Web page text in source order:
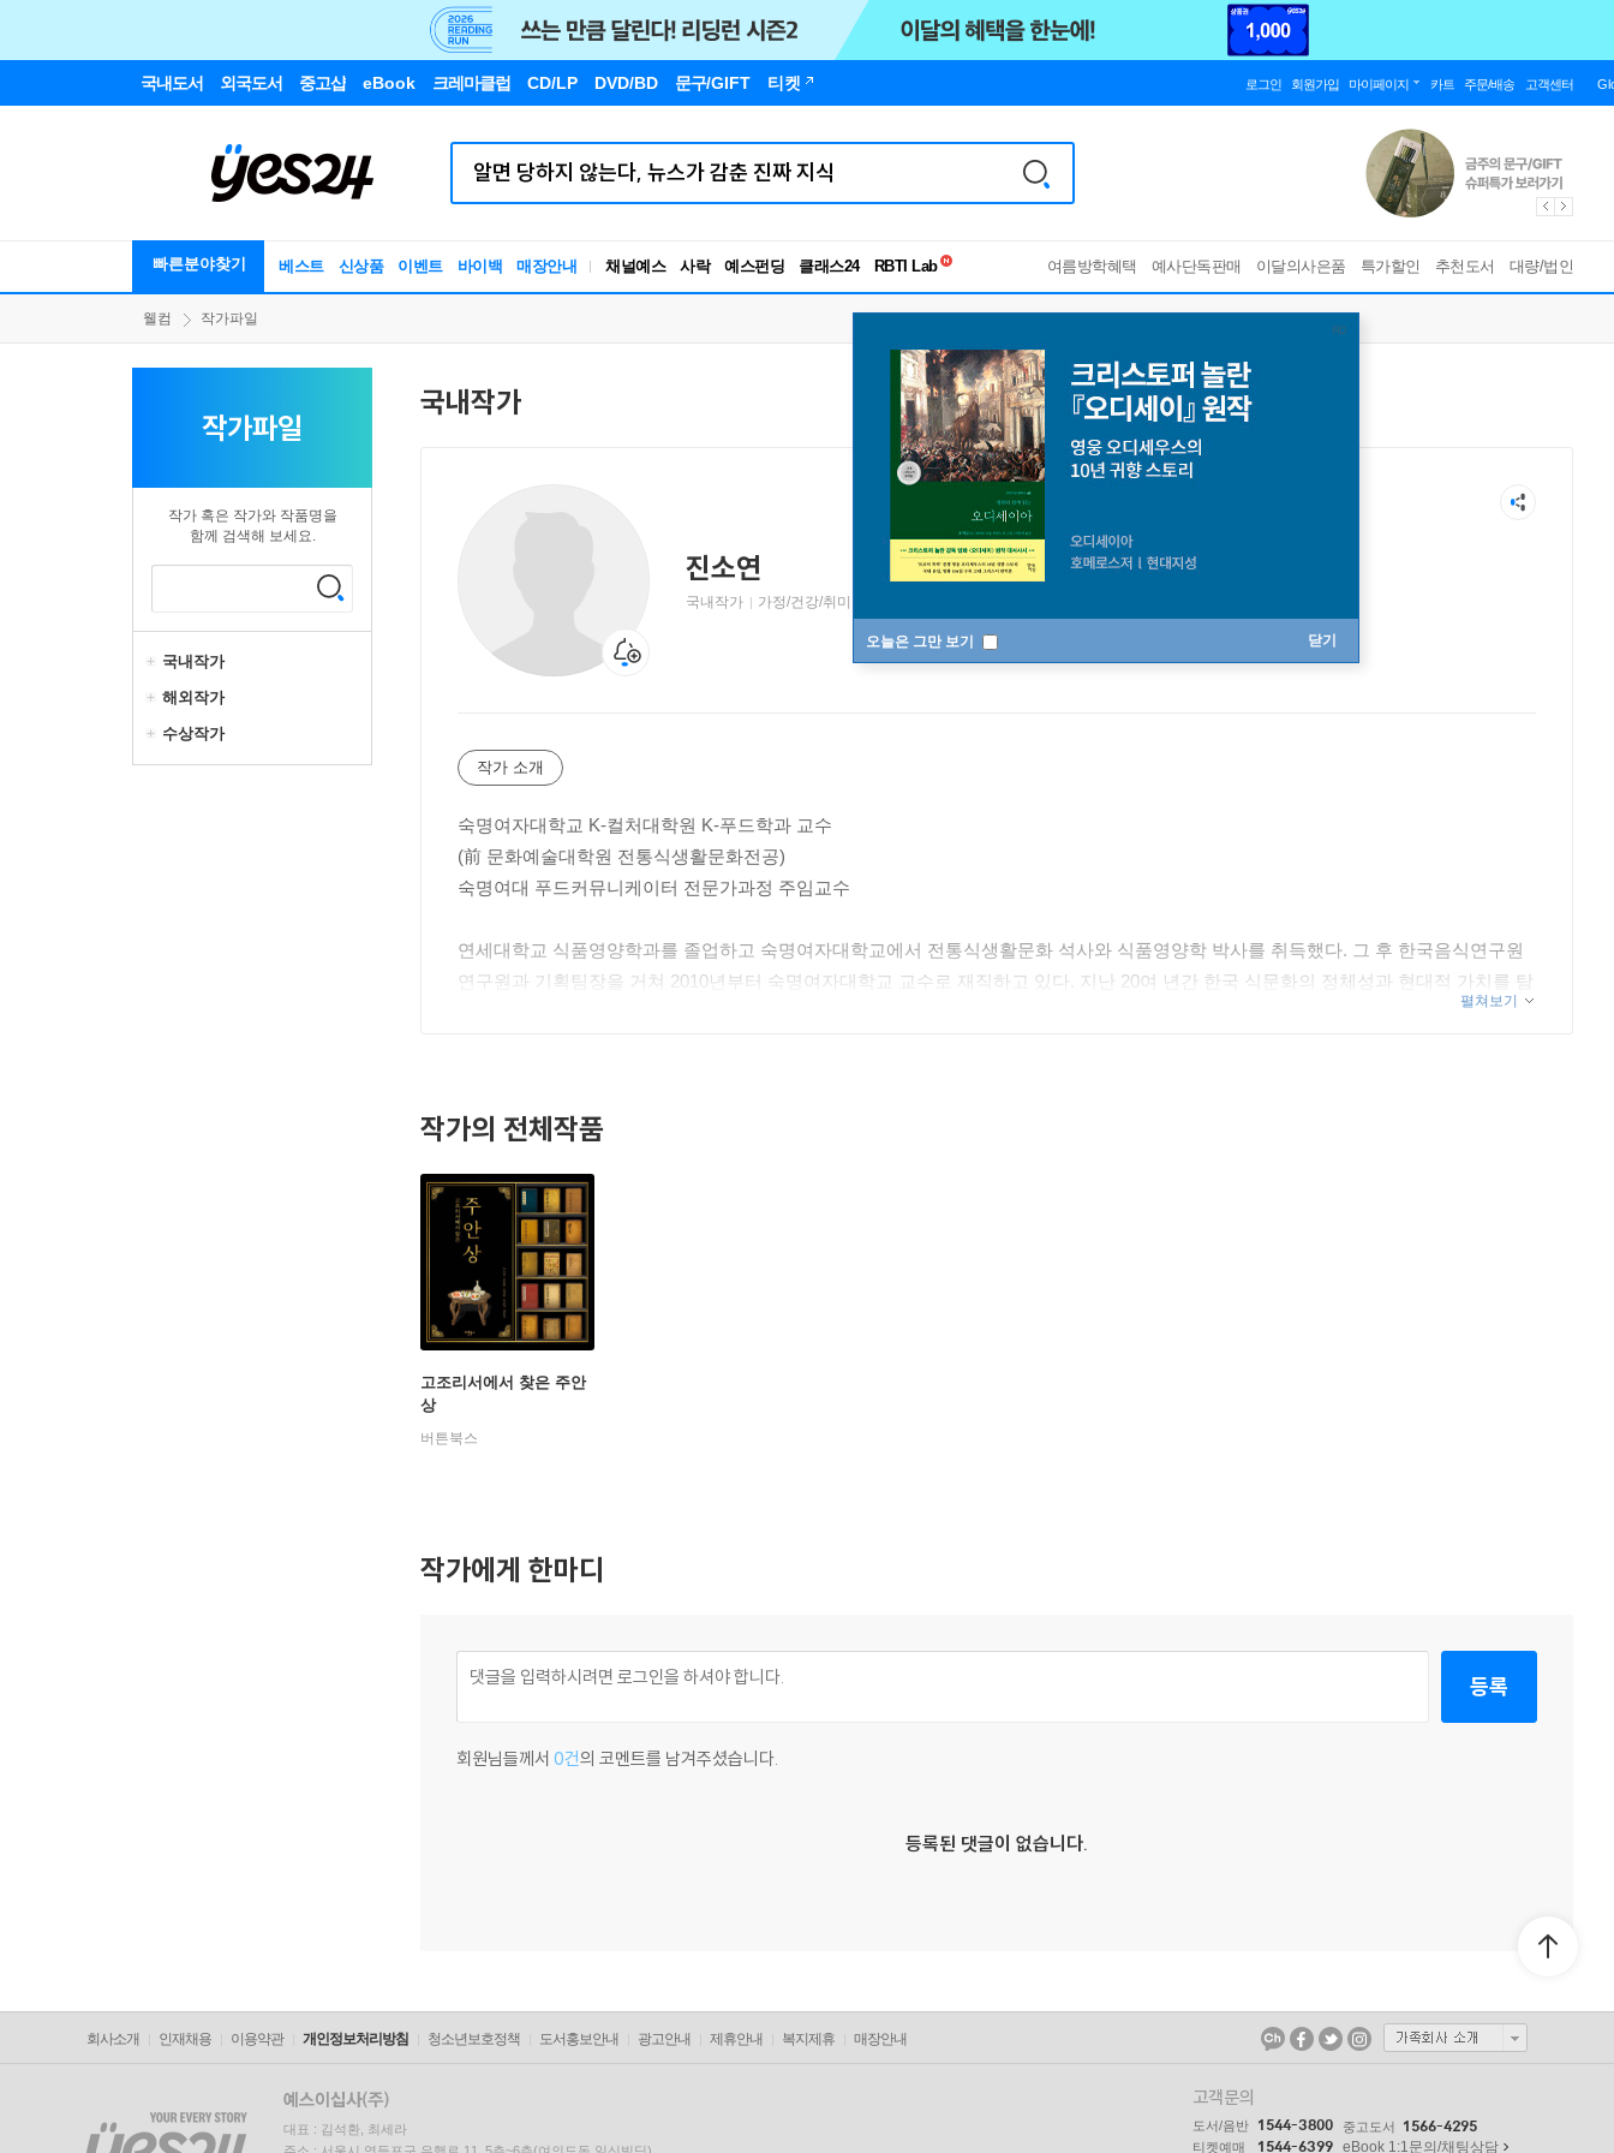
국내도서 외국도서 중고샵 eBook 크레마클럽 CD/LP DVD/BD 문구/GIFT 티켓 로그인 회원가입 마이페이지 카트 주문/배송 고객센터
빠른분야찾기 베스트 신상품 이벤트 바이백 매장안내 채널예스 사락 예스펀딩 클래스24
RBTI Lab
독서유형검사
여름방학혜택 예사단독판매 이달의사은품 특가할인 추천도서 대량/법인
오늘은 그만 보기 닫기
웰컴 작가파일
작가파일
작가 혹은 작가와 작품명을
함께 검색해 보세요.
국내작가
해외작가
수상작가
국내작가
진소연
국내작가 가정/건강/취미 저자
작가 소개
숙명여자대학교 K-컬처대학원 K-푸드학과 교수
(前 문화예술대학원 전통식생활문화전공)
숙명여대 푸드커뮤니케이터 전문가과정 주임교수
연세대학교 식품영양학과를 졸업하고 숙명여자대학교에서 전통식생활문화 석사와 식품영양학 박사를 취득했다. 그 후 한국음식연구원
연구원과 기획팀장을 거쳐 2010년부터 숙명여자대학교 교수로 재직하고 있다. 지난 20여 년간 한국 식문화의 정체성과 현대적 가치를 탐
구해 온 그는 전통주, 전통 기능성 식품소재, 고조리서를 기반으로 한 연구를 지속하며 40여 편의 학술논문을 발표하고 다수의 특허를 출
학원에서는 전통음청류 연구, 전통주방문 연구 등 고문헌에 기록된 조리법과 주방문을 강의하는 한편, 푸드스타일링과 식공간연출연구
어로 풀어내는 그는, 한국 전통음식의 본질과 매력을 현대 식문화 속에서 새롭게 자리매김하는 연구를 지속하고 있다.
syjin@sm.ac.kr
펼쳐보기
작가의 전체작품
고조리서에서 찾은 주안
상
버튼북스
작가에게 한마디
등록
회원님들께서 0건의 코멘트를 남겨주셨습니다.
등록된 댓글이 없습니다.
회사소개 인재채용 이용약관 개인정보처리방침 청소년보호정책 도서홍보안내 광고안내 제휴안내 복지제휴 매장안내
대표 : 김석환, 최세라
고객문의
도서/음반 1544-3800 중고도서 1566-4295
티켓예매 1544-6399 eBook 1:1문의/채팅상담